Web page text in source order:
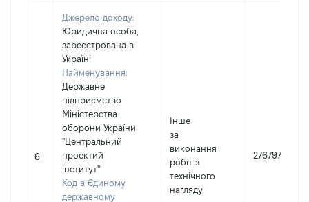
6
Джерело доходу:
Юридична особа,
зареєстрована в
Україні
Найменування:
Державне
підприємство
Міністерства
оборони України
"Центральний
проектий
інститут"
Код в Єдиному
державному
Інше
за
виконання
робіт з
технічного
нагляду
276797